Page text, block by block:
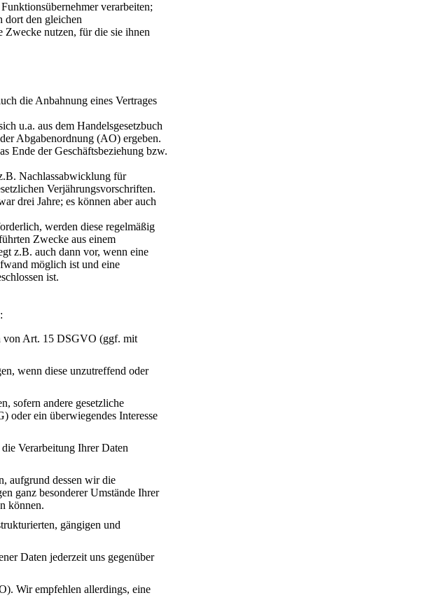
verarbeiten;
dort den gleichen
Zwecke nutzen, für die sie ihnen
die Anbahnung eines Vertrages
u.a. aus dem Handelsgesetzbuch
Abgabenordnung (AO) ergeben.
Ende der Geschäftsbeziehung bzw.
Nachlassabwicklung für
Verjährungsvorschriften.
drei Jahre; es können aber auch
werden diese regelmäßig
Zwecke aus einem
z.B. auch dann vor, wenn eine
möglich ist und eine
ist.
von Art. 15 DSGVO (ggf. mit
wenn diese unzutreffend oder
sofern andere gesetzliche
oder ein überwiegendes Interesse
Verarbeitung Ihrer Daten
aufgrund dessen wir die
ganz besonderer Umstände Ihrer
können.
gängigen und
Daten jederzeit uns gegenüber
Wir empfehlen allerdings, eine